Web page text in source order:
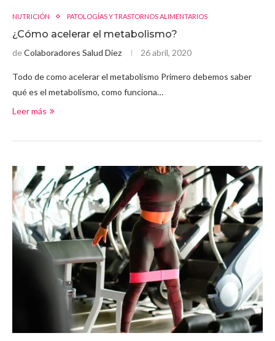
NUTRICIÓN PATOLOGÍAS Y TRASTORNOS ALIMENTARIOS
¿Cómo acelerar el metabolismo?
deColaboradores Salud Diez 26 abril, 2020
Todo de como acelerar el metabolismo Primero debemos saber
qué es el metabolismo, como funciona…
Leer más